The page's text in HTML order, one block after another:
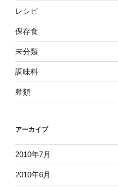
レシピ
保存食
未分類
調味料
麺類
アーカイブ
2010年7月
2010年6月